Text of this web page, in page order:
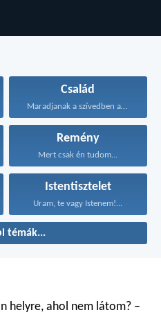
Család
Maradjanak a szívedben azok...
Remény
Mert csak én tudom...
Istentisztelet
Uram, te vagy Istenem!...
témák...
helyre, ahol nem látom? –